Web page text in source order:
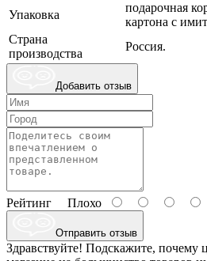
Упаковка
подарочная
картона с
Страна
производства
Россия.
Добавить отзыв
Рейтинг Плохо
Отправить отзыв
Здравствуйте! Подскажите, почему